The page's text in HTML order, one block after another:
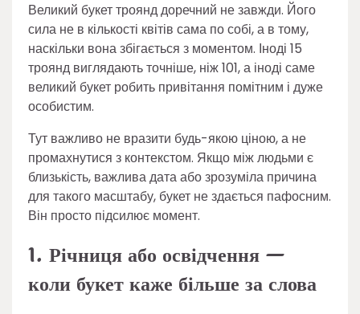
Великий букет троянд доречний не завжди. Його
сила не в кількості квітів сама по собі, а в тому,
наскільки вона збігається з моментом. Іноді 15
троянд виглядають точніше, ніж 101, а іноді саме
великий букет робить привітання помітним і дуже
особистим.
Тут важливо не вразити будь-якою ціною, а не
промахнутися з контекстом. Якщо між людьми є
близькість, важлива дата або зрозуміла причина
для такого масштабу, букет не здається пафосним.
Він просто підсилює момент.
1. Річниця або освідчення —
коли букет каже більше за слова